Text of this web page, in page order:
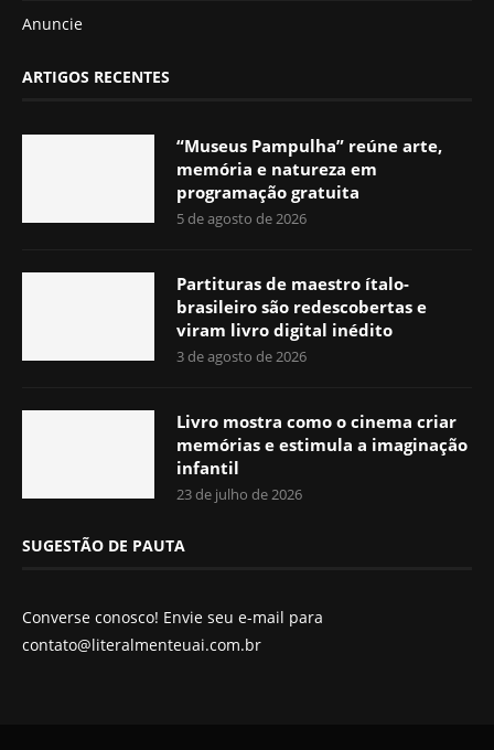
Anuncie
ARTIGOS RECENTES
“Museus Pampulha” reúne arte,
memória e natureza em
programação gratuita
5 de agosto de 2026
Partituras de maestro ítalo-
brasileiro são redescobertas e
viram livro digital inédito
3 de agosto de 2026
Livro mostra como o cinema criar
memórias e estimula a imaginação
infantil
23 de julho de 2026
SUGESTÃO DE PAUTA
Converse conosco! Envie seu e-mail para
contato@literalmenteuai.com.br